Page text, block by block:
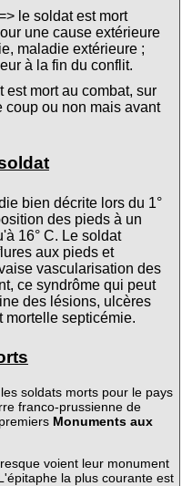
le soldat est mort
une cause extérieure
maladie extérieure ;
à la fin du conflit.
mort au combat, sur
coup ou non mais avant
bien décrite lors du 1°
des pieds à un
16° C. Le soldat
aux pieds et
vascularisation des
ce syndrôme qui peut
des lésions, ulcères
mortelle septicémie.
soldats morts pour le pays
franco-prussienne de
Monuments aux
voient leur monument
la plus courante est